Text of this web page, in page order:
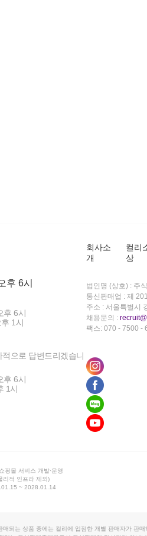
후 6시
후 6시
1시
으로 답변드리겠습니
후 6시
1시
회사소
개
컬리
상
법인명 (상호) : 주
통신판매업 : 제
주소 : 서울특별시
채용문의 :
팩스: 070 - 7500 -
핑몰 서비스 개발·운영
리적 인프라 제외)
~ 2028.01.14
매되는 상품 중에는 컬리에 입점한 개별 판매자가 판